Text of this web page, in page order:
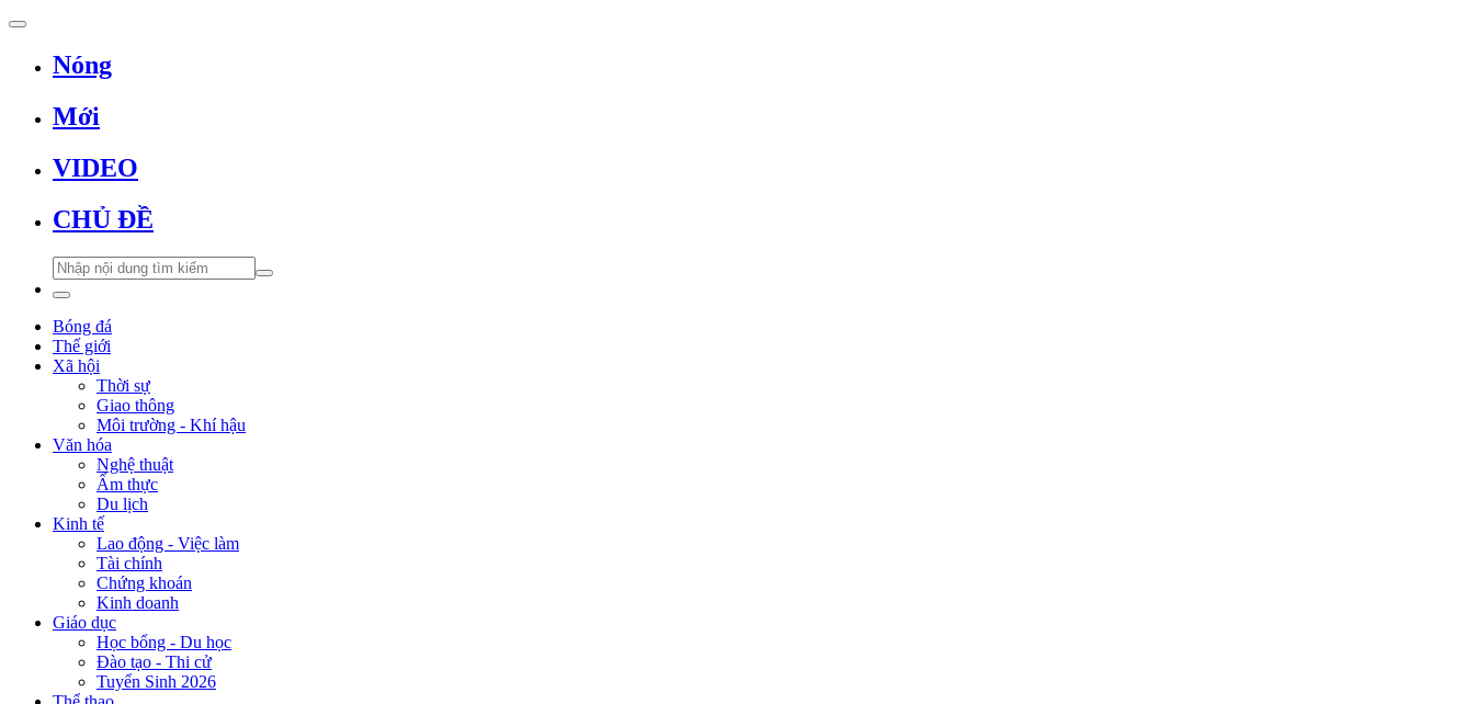
Nóng
Mới
VIDEO
CHỦ ĐỀ
Bóng đá
Thế giới
Xã hội
Thời sự
Giao thông
Môi trường - Khí hậu
Văn hóa
Nghệ thuật
Ẩm thực
Du lịch
Kinh tế
Lao động - Việc làm
Tài chính
Chứng khoán
Kinh doanh
Giáo dục
Học bổng - Du học
Đào tạo - Thi cử
Tuyển Sinh 2026